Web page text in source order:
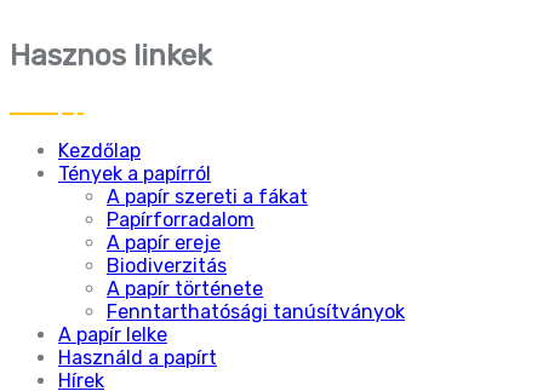
Hasznos linkek
Kezdőlap
Tények a papírról
A papír szereti a fákat
Papírforradalom
A papír ereje
Biodiverzitás
A papír története
Fenntarthatósági tanúsítványok
A papír lelke
Használd a papírt
Hírek